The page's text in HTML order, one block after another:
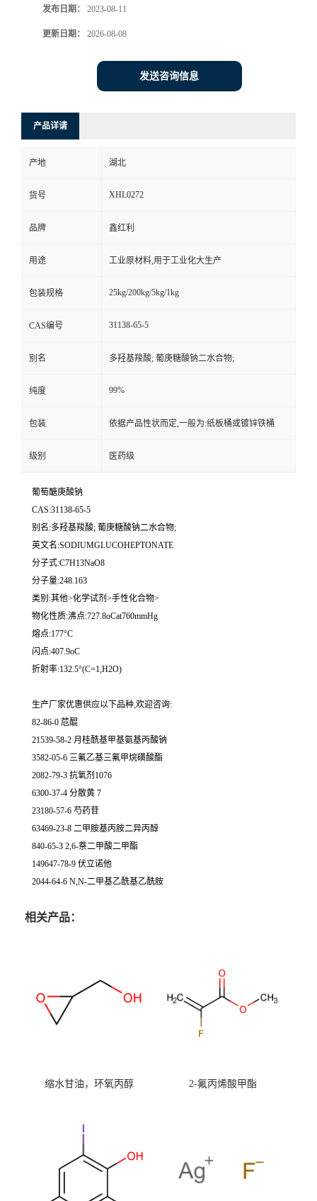
发布日期： 2023-08-11
更新日期： 2026-08-08
发送咨询信息
产品详请
产地 湖北
货号 XHL0272
品牌 鑫红利
用途 工业原材料,用于工业化大生产
包装规格 25kg/200kg/5kg/1kg
CAS编号 31138-65-5
别名 多羟基羧酸; 葡庚糖酸钠二水合物;
纯度 99%
包装 依据产品性状而定,一般为:纸板桶或镀锌铁桶
级别 医药级
葡萄醣庚酸钠
CAS:31138-65-5
别名:多羟基羧酸; 葡庚糖酸钠二水合物;
英文名:SODIUMGLUCOHEPTONATE
分子式:C7H13NaO8
分子量:248.163
类别:其他>化学试剂>手性化合物>
物化性质:沸点:727.8oCat760mmHg
熔点:177°C
闪点:407.9oC
折射率:132.5°(C=1,H2O)
生产厂家优惠供应以下品种,欢迎咨询:
82-86-0 苊醌
21539-58-2 月桂酰基甲基氨基丙酸钠
3582-05-6 三氟乙基三氟甲烷磺酸酯
2082-79-3 抗氧剂1076
6300-37-4 分散黄 7
23180-57-6 芍药苷
63469-23-8 二甲胺基丙胺二异丙醇
840-65-3 2,6-萘二甲酸二甲酯
149647-78-9 伏立诺他
2044-64-6 N,N-二甲基乙酰基乙酰胺
相关产品：
缩水甘油，环氧丙醇 2-氟丙烯酸甲酯